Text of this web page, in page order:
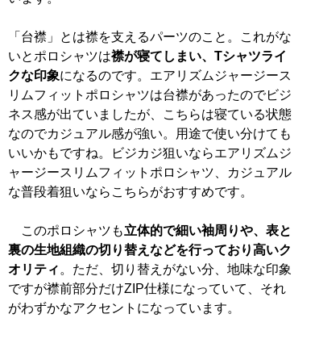
「台襟」とは襟を支えるパーツのこと。これがな
いとポロシャツは襟が寝てしまい、Tシャツライ
クな印象になるのです。エアリズムジャージース
リムフィットポロシャツは台襟があったのでビジ
ネス感が出ていましたが、こちらは寝ている状態
なのでカジュアル感が強い。用途で使い分けても
いいかもですね。ビジカジ狙いならエアリズムジ
ャージースリムフィットポロシャツ、カジュアル
な普段着狙いならこちらがおすすめです。
このポロシャツも立体的で細い袖周りや、表と
裏の生地組織の切り替えなどを行っており高いク
オリティ 。ただ、切り替えがない分、地味な印象
ですが襟前部分だけZIP仕様になっていて、それ
がわずかなアクセントになっています。